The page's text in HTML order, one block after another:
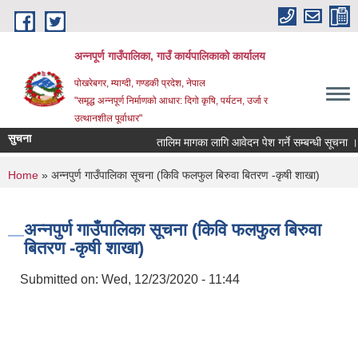
Skip to main content
अन्‍नपूर्ण गाउँपालिका, गाउँ कार्यपालिकाको कार्यालय
पोखरेबगर, म्याग्दी, गण्डकी प्रदेश, नेपाल
"समृद्ध अन्‍नपूर्ण निर्माणको आधार: दिगो कृषि, पर्यटन, उर्जा र
उत्थानशील पूर्वाधार"
सुचना तालिम मागका लागि आवेदन पेश गर्ने सम्बन्धी सूचना ।।
You are here
Home » अन्नपुर्ण गाउँपालिका सूचना (किवि फलफुल बिरुवा बितरण -कृषी शाखा)
अन्नपुर्ण गाउँपालिका सूचना (किवि फलफुल बिरुवा
बितरण -कृषी शाखा)
Submitted on: Wed, 12/23/2020 - 11:44